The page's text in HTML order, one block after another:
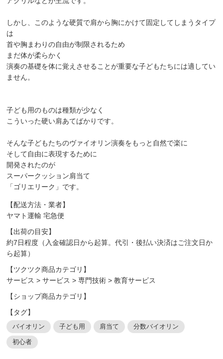
しかし、このような硬質で肩から胸にかけて固定してしまうタイプ
は
首や胸まわりの自由が制限されるため
まだ体が柔らかく
演奏の基礎を体に覚えさせることが重要な子どもたちには適してい
ません。
子ども用のものは種類が少なく
こういった硬い肩あてばかりです。
そんな子どもたちのヴァイオリン演奏をもっと自然で楽に
そして自由に表現するために
開発されたのが
スーパークッション肩当て
「ゴリエリーク」です。
【配送方法・業者】
ヤマト運輸 宅急便
【出荷の目安】
約7日程度（入金確認日から起算。代引・後払い決済はご注文日か
ら起算）
【ツクツク商品カテゴリ】
サービス >サービス >専門技術 >教育サービス
【ショップ商品カテゴリ】
【タグ】
バイオリン 子ども用 肩当て 分数バイオリン
初心者